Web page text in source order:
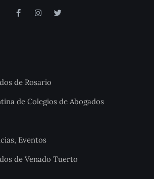
de Rosario
de Colegios de Abogados
Eventos
de Venado Tuerto